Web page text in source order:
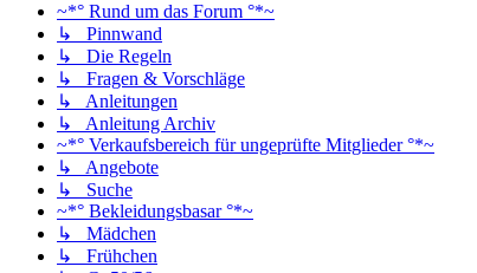
~*° Rund um das Forum °*~
↳ Pinnwand
↳ Die Regeln
↳ Fragen & Vorschläge
↳ Anleitungen
↳ Anleitung Archiv
~*° Verkaufsbereich für ungeprüfte Mitglieder °*~
↳ Angebote
↳ Suche
~*° Bekleidungsbasar °*~
↳ Mädchen
↳ Frühchen